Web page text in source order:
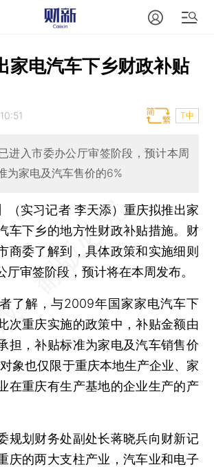
家电汽车下乡财政补贴
T中
进入市委办公厅审签阶段，预计本周
为家电及汽车售价的6%
（实习记者 李天添）重庆拟推出家
车下乡的地方性财政补贴措施。财
商委了解到，具体政策和实施细则
厅审签阶段，预计将在本周发布。
解，与2009年国家家电汽车下
次重庆实施的政策中，补贴金额由
担，补贴标准为家电及汽车销售价
象也仅限于重庆本地生产企业、家
在重庆有生产基地的企业生产的产
划财务处副处长蒋晓兵向财新记
庆的两大支柱产业，汽车业和电子